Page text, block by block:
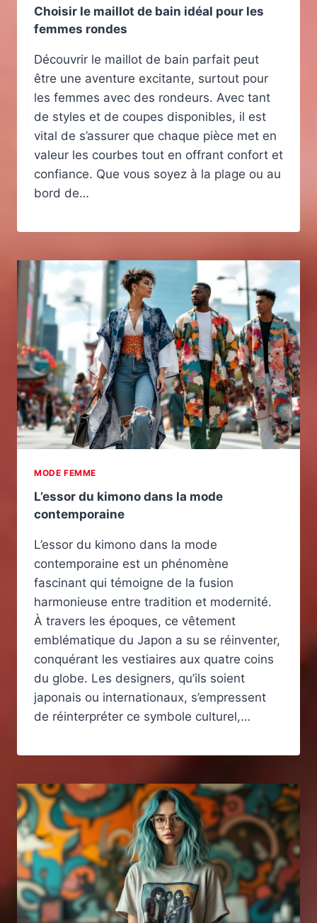
Choisir le maillot de bain idéal pour les
femmes rondes
Découvrir le maillot de bain parfait peut
être une aventure excitante, surtout pour
les femmes avec des rondeurs. Avec tant
de styles et de coupes disponibles, il est
vital de s’assurer que chaque pièce met en
valeur les courbes tout en offrant confort et
confiance. Que vous soyez à la plage ou au
bord de…
MODE FEMME
L’essor du kimono dans la mode
contemporaine
L’essor du kimono dans la mode
contemporaine est un phénomène
fascinant qui témoigne de la fusion
harmonieuse entre tradition et modernité.
À travers les époques, ce vêtement
emblématique du Japon a su se réinventer,
conquérant les vestiaires aux quatre coins
du globe. Les designers, qu’ils soient
japonais ou internationaux, s’empressent
de réinterpréter ce symbole culturel,…